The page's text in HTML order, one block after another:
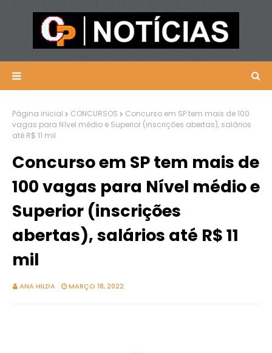
Página inicial CONCURSOS
Concurso em SP tem mais de 100
vagas para Nível médio e Superior (inscrições abertas), salários
até R$ 11 mil
Concurso em SP tem mais de
100 vagas para Nível médio e
Superior (inscrições
abertas), salários até R$ 11
mil
ANA HILDA MARÇO 18, 2022